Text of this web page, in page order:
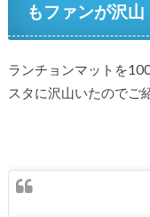
もファンが沢山
ランチョンマットを
スタに沢山いたのでご